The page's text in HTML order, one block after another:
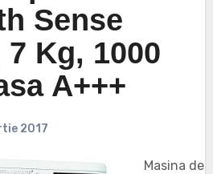
Sense
Kg, 1000
A+++
2017
Masina de